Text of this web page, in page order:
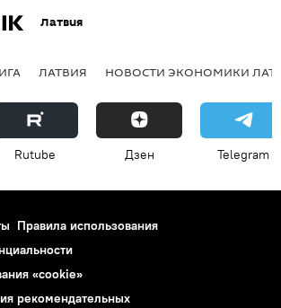
Латвия
ЛАТВИЯ НОВОСТИ ЭКОНОМИКИ
Rutube Дзен Telegram
Правила использования
«cookie»
рекомендательных